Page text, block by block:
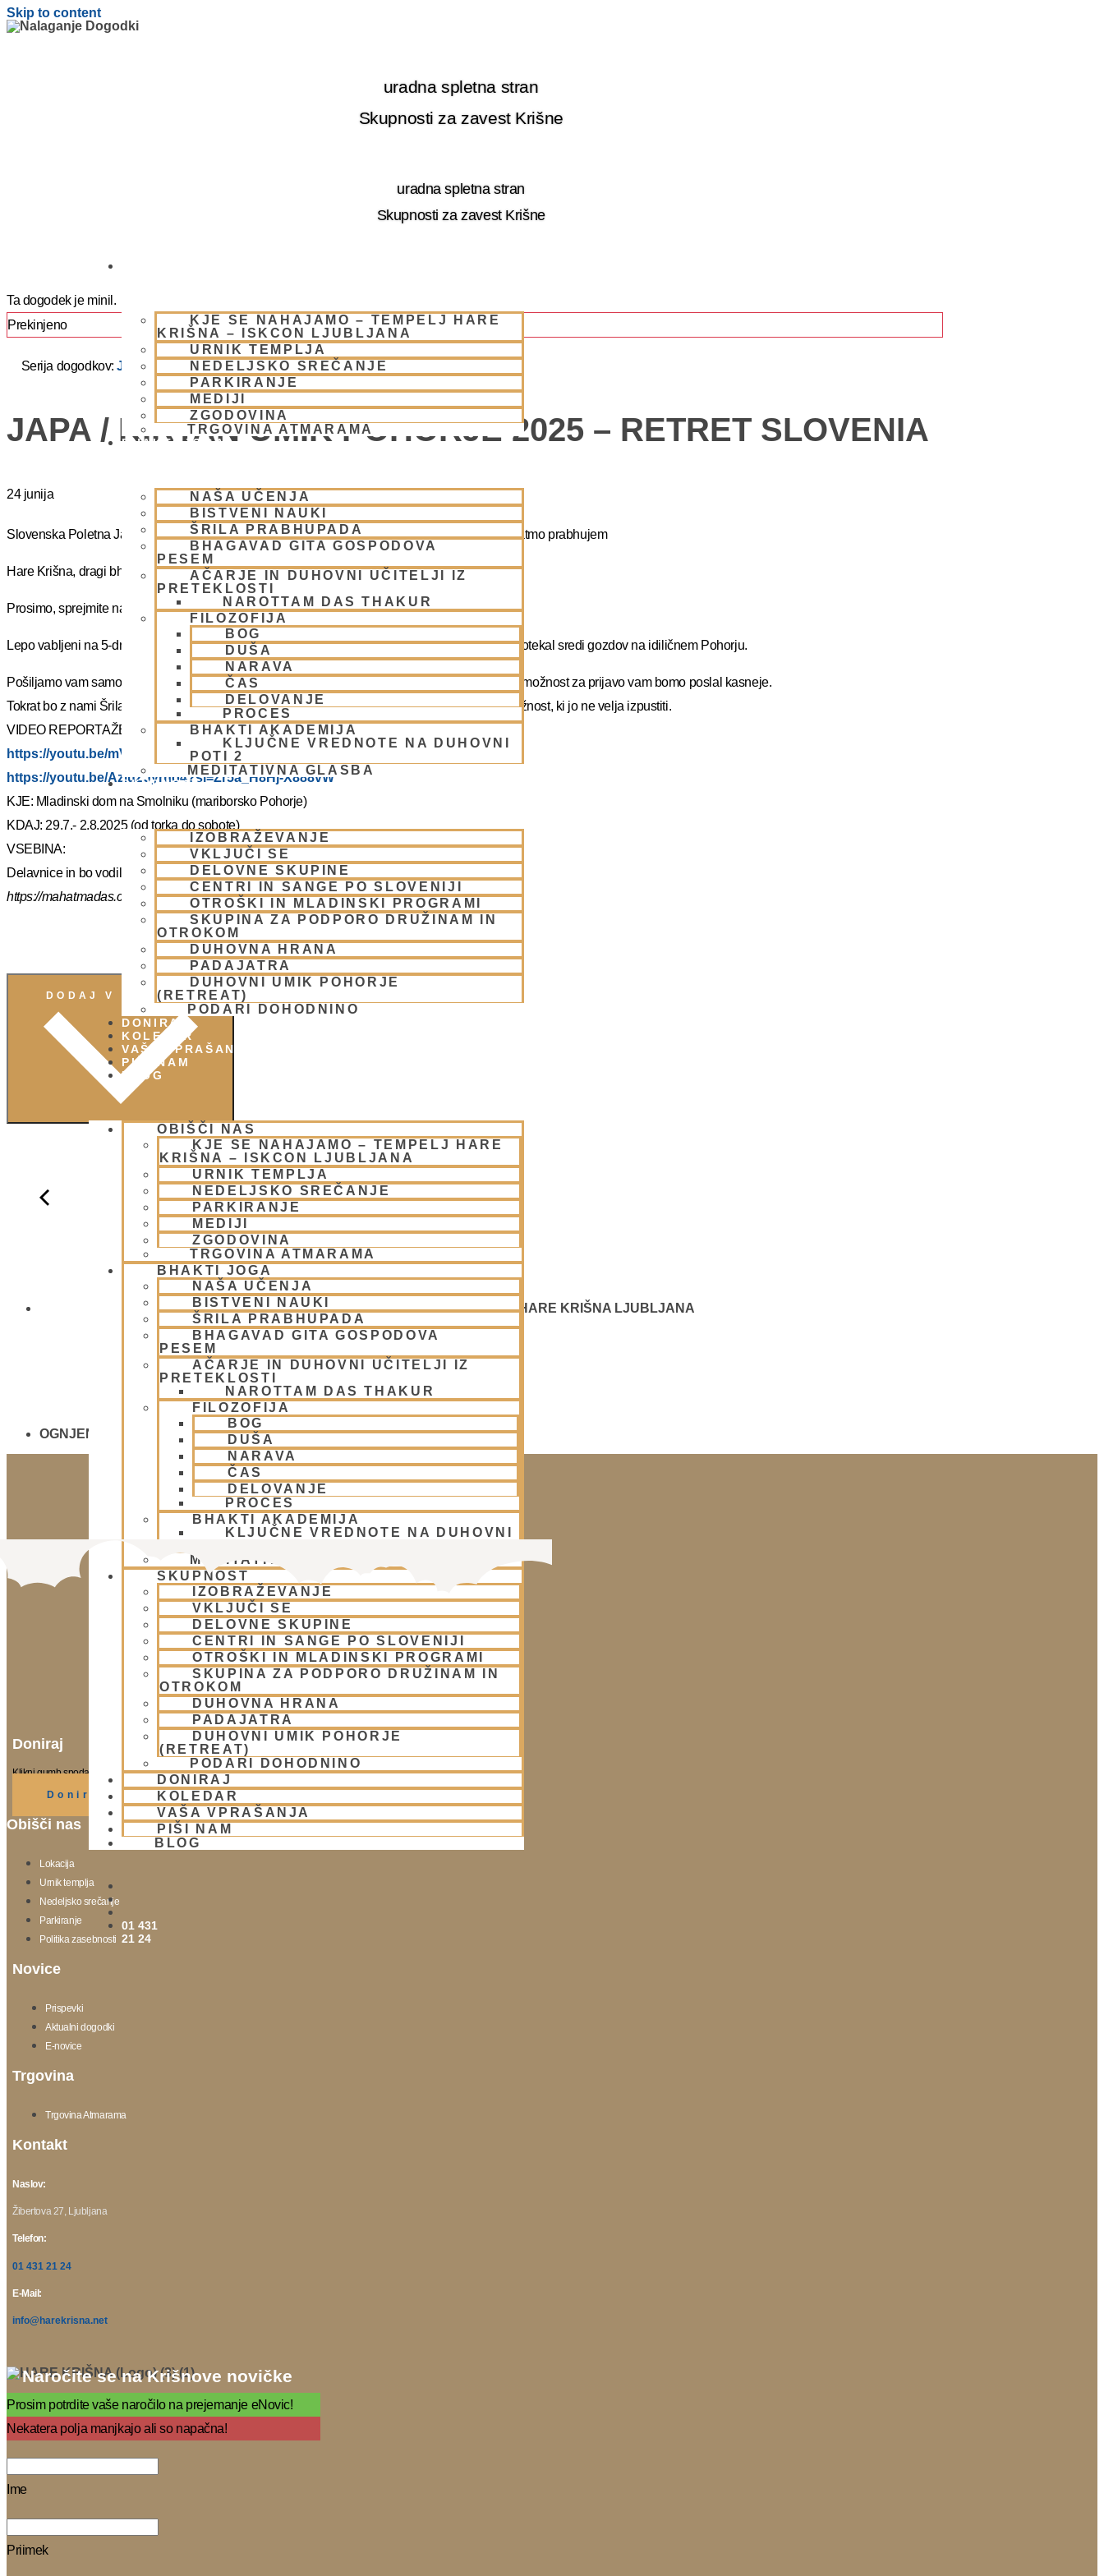
Skip to content
uradna spletna stran
Skupnosti za zavest Krišne
uradna spletna stran
Skupnosti za zavest Krišne
KJE SE NAHAJAMO – TEMPELJ HARE
KRIŠNA – ISKCON LJUBLJANA
URNIK TEMPLJA
NEDELJSKO SREČANJE
PARKIRANJE
MEDIJI
ZGODOVINA
TRGOVINA ATMARAMA
BHAKTI JOGA
NAŠA UČENJA
BISTVENI NAUKI
ŠRILA PRABHUPADA
BHAGAVAD GITA GOSPODOVA
PESEM
AČARJE IN DUHOVNI UČITELJI IZ
PRETEKLOSTI
NAROTTAM DAS THAKUR
FILOZOFIJA
BOG
DUŠA
NARAVA
ČAS
DELOVANJE
PROCES
BHAKTI AKADEMIJA
KLJUČNE VREDNOTE NA DUHOVNI
POTI 2
MEDITATIVNA GLASBA
SKUPNOST
IZOBRAŽEVANJE
VKLJUČI SE
DELOVNE SKUPINE
CENTRI IN SANGE PO SLOVENIJI
OTROŠKI IN MLADINSKI PROGRAMI
SKUPINA ZA PODPORO DRUŽINAM IN
OTROKOM
DUHOVNA HRANA
PADAJATRA
DUHOVNI UMIK POHORJE
(RETREAT)
PODARI DOHODNINO
DONIRAJ
KOLEDAR
VAŠA VPRAŠANJA
PIŠI NAM
BLOG
OBIŠČI NAS
KJE SE NAHAJAMO – TEMPELJ HARE
KRIŠNA – ISKCON LJUBLJANA
URNIK TEMPLJA
NEDELJSKO SREČANJE
PARKIRANJE
MEDIJI
ZGODOVINA
TRGOVINA ATMARAMA
BHAKTI JOGA
NAŠA UČENJA
BISTVENI NAUKI
ŠRILA PRABHUPADA
BHAGAVAD GITA GOSPODOVA
PESEM
AČARJE IN DUHOVNI UČITELJI IZ
PRETEKLOSTI
NAROTTAM DAS THAKUR
FILOZOFIJA
BOG
DUŠA
NARAVA
ČAS
DELOVANJE
PROCES
BHAKTI AKADEMIJA
KLJUČNE VREDNOTE NA DUHOVNI
MEDITATIVNA GLASBA
SKUPNOST
IZOBRAŽEVANJE
VKLJUČI SE
DELOVNE SKUPINE
CENTRI IN SANGE PO SLOVENIJI
OTROŠKI IN MLADINSKI PROGRAMI
SKUPINA ZA PODPORO DRUŽINAM IN
OTROKOM
DUHOVNA HRANA
PADAJATRA
DUHOVNI UMIK POHORJE
(RETREAT)
PODARI DOHODNINO
DONIRAJ
KOLEDAR
VAŠA VPRAŠANJA
PIŠI NAM
BLOG
01 431
21 24
Ta dogodek je minil.
Prekinjeno
Serija dogodkov:JAPA / KIRTAN UMIK POHORJE 2025 – RETRET SLOVENIA
JAPA / KIRTAN UMIK POHORJE 2025 – RETRET SLOVENIA
24 junija
Slovenska Poletna Jatra vas vabi na DUHOVNI UMIK 2025 – »Japa duhovni umik z NM Mahatmo prabhujem
Hare Krišna, dragi bhakte!
Prosimo, sprejmite naše ponižno spoštovanje! Vsa slava Šrila Prabhupadu!
Lepo vabljeni na 5-dnevno nepozabno transcendentalno izkušnjo na DUHOVNI UMIK, ki bo potekal sredi gozdov na idiličnem Pohorju.
Pošiljamo vam samo osnovno informacijo tako da si lahko rezervirate dopust. Več podatkov in možnost za prijavo vam bomo poslal kasneje.
Tokrat bo z nami Šrila Prabhupadov učenec, duhovni učitelj NM Mahatma prabhu. Redka priložnost, ki jo ne velja izpustiti.
VIDEO REPORTAŽE IZ PREJŠNIH UMIKOV – KLIKNI 🙂
https://youtu.be/mVmx_h4mTCc?si=iYB7KXEdqz7Nz2is
https://youtu.be/AziuZJyrho4?si=Zr5a_H8Hj-X888vW
KJE: Mladinski dom na Smolniku (mariborsko Pohorje)
KDAJ: 29.7.- 2.8.2025 (od torka do sobote)
VSEBINA:
Delavnice in bo vodil, Šrila Prabhupadov učenec NM Mahatma prabhu
https://mahatmadas.com
NEDELJSKO SREČANJE - CENTER HARE KRIŠNA LJUBLJANA
OGNJENO ŽRTVOVANJE - NARASIMHA JAGJA - VSAKO SOBOTO
Doniraj
Klikni gumb spodaj.
Doniraj
Obišči nas
Lokacija
Urnik templja
Nedeljsko srečanje
Parkiranje
Politika zasebnosti
Novice
Prispevki
Aktualni dogodki
E-novice
Trgovina
Trgovina Atmarama
Kontakt
Naslov:
Žibertova 27, Ljubljana
Telefon:
01 431 21 24
E-Mail:
info@harekrisna.net
Naročite se na Krišnove novičke
Prosim potrdite vaše naročilo na prejemanje eNovic!
Nekatera polja manjkajo ali so napačna!
Ime
Priimek